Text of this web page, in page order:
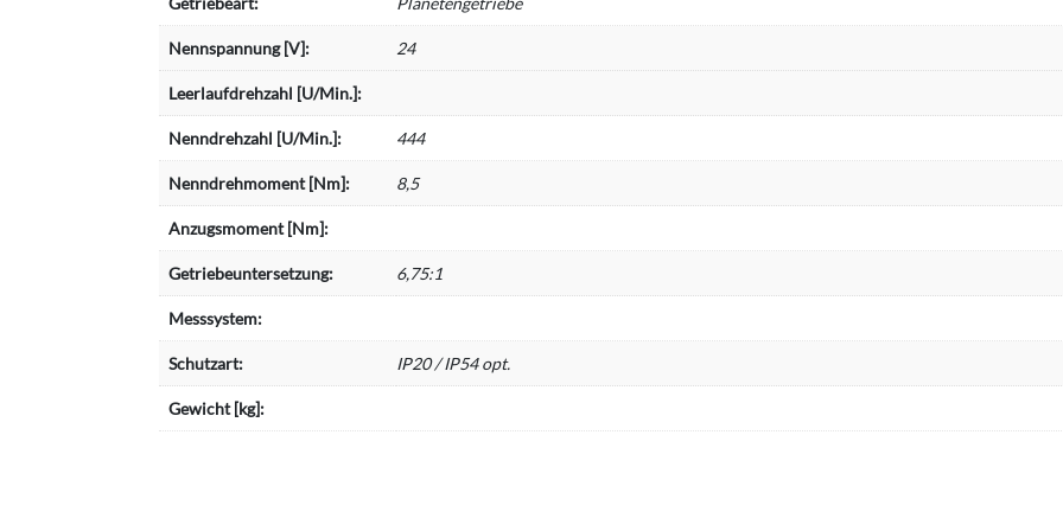
Nennspannung [V]: 24
Leerlaufdrehzahl [U/Min.]:
Nenndrehzahl [U/Min.]: 444
Nenndrehmoment [Nm]: 8,5
Anzugsmoment [Nm]:
Getriebeuntersetzung: 6,75:1
Messsystem:
Schutzart: IP20 / IP54 opt.
Gewicht [kg]: